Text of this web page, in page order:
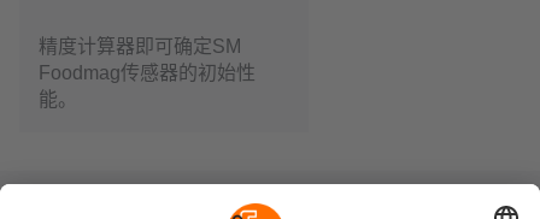
精度计算器即可确定SM
Foodmag传感器的初始性
能。
隐私政策